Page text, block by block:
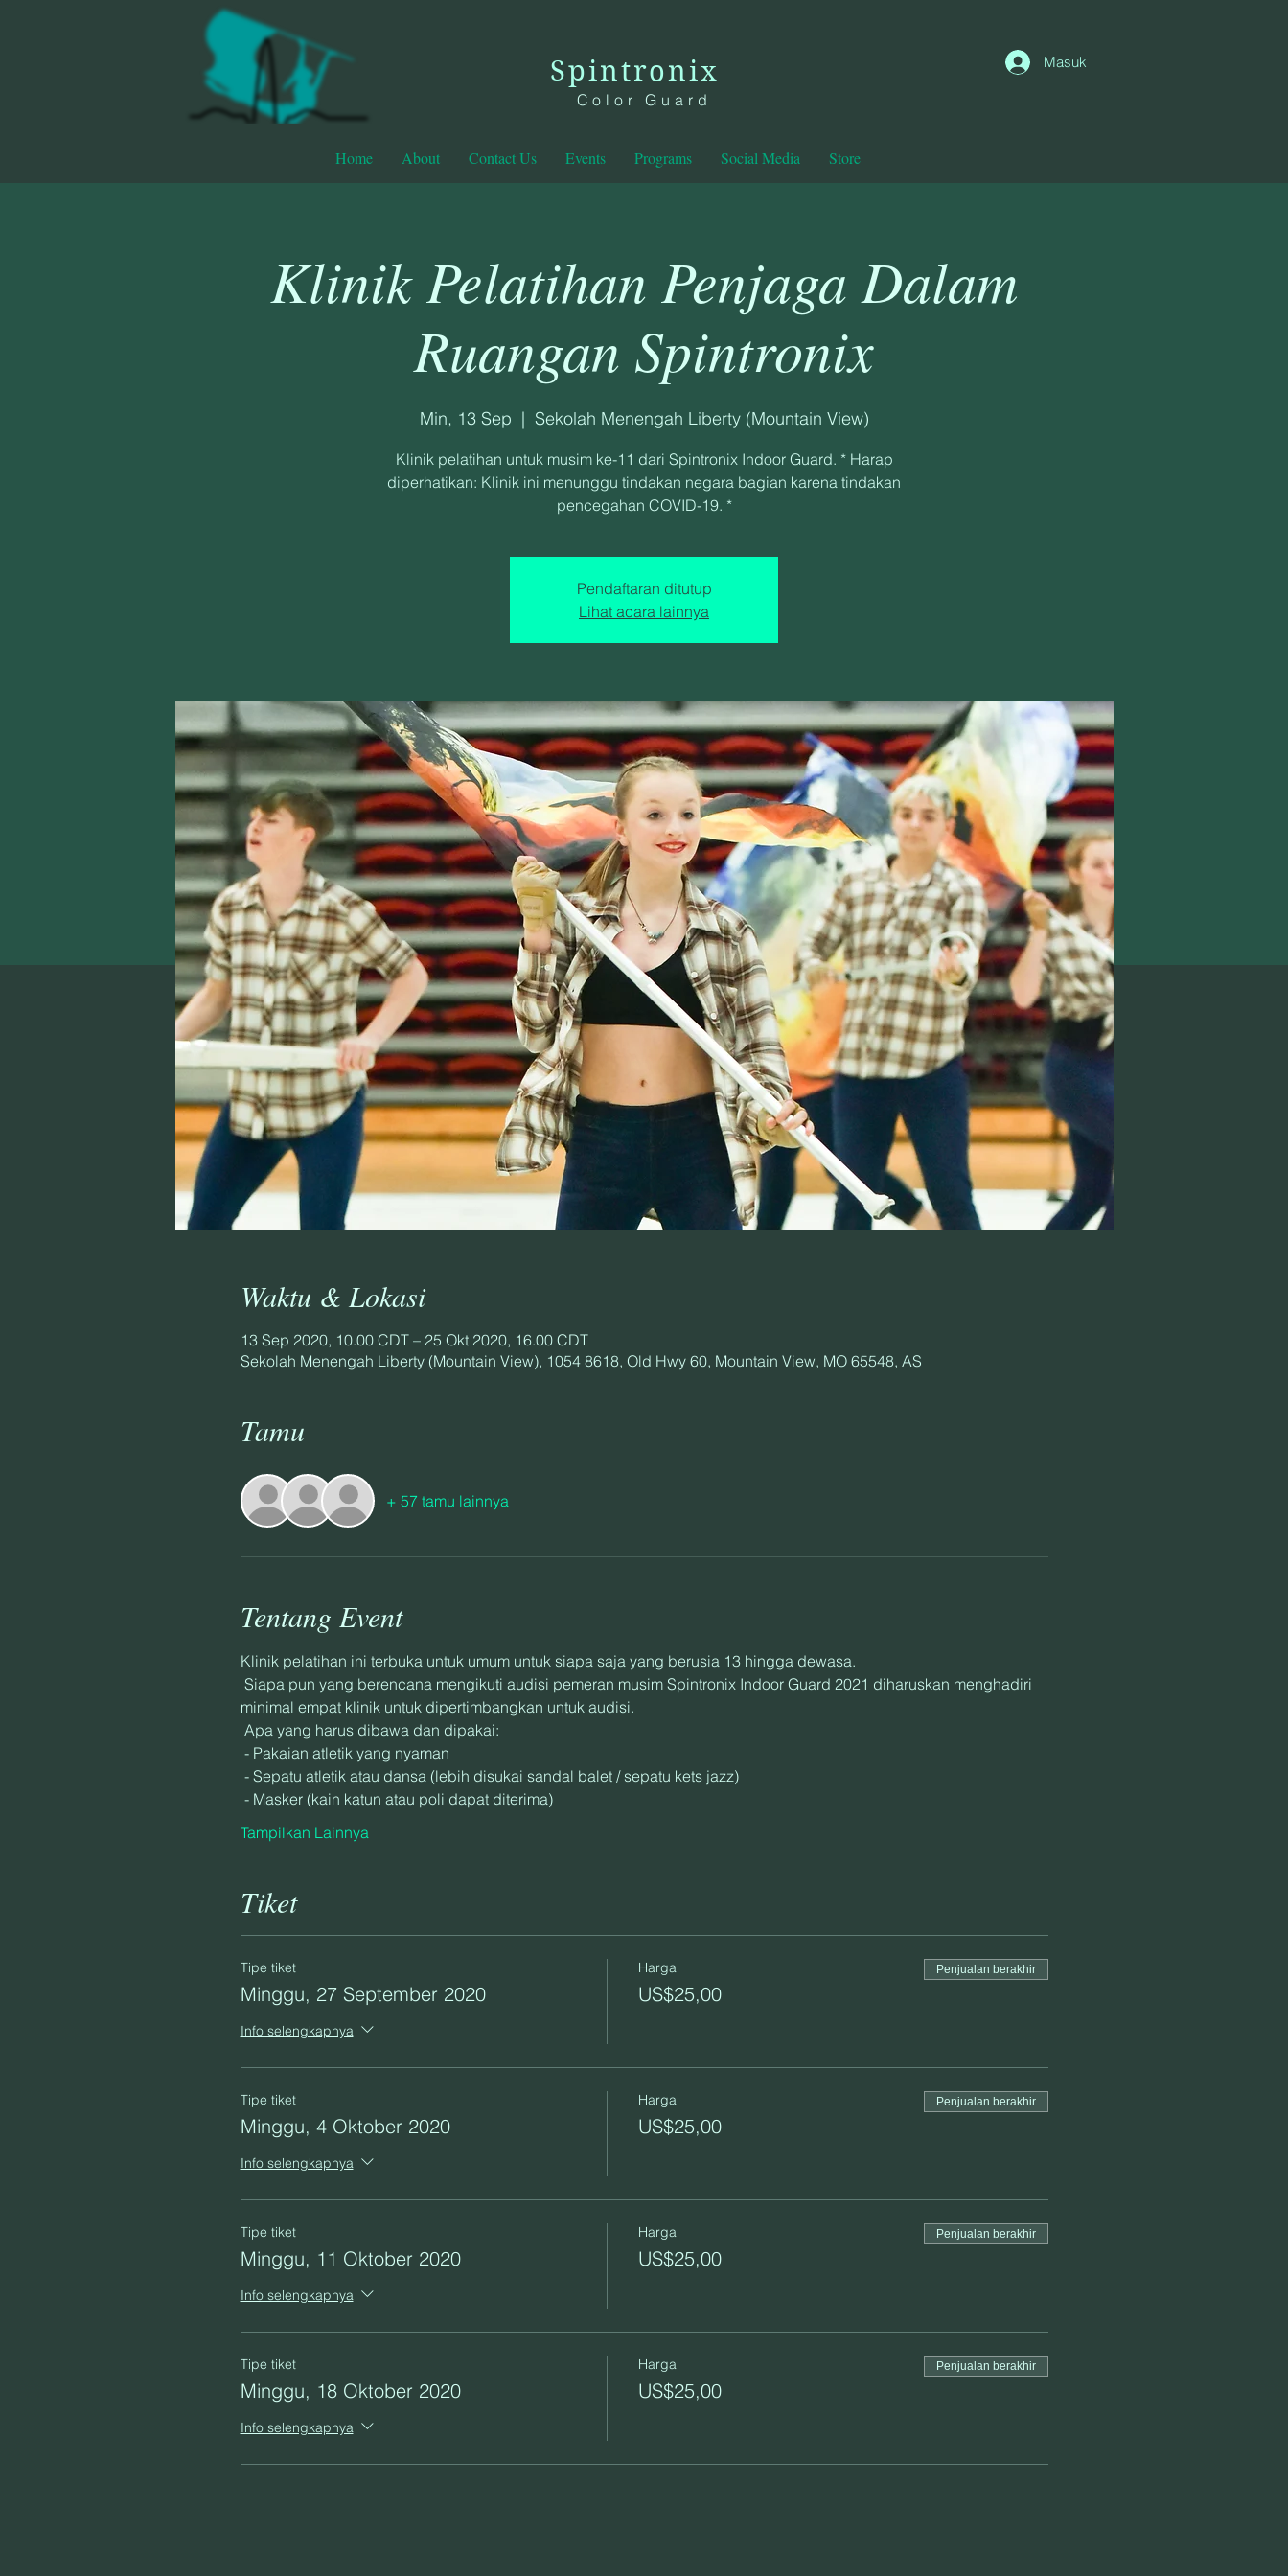
Spintronix
Color Guard
Masuk
Home About Contact Us Events Programs Social Media Store
Klinik Pelatihan Penjaga Dalam
Ruangan Spintronix
Min, 13 Sep
  |
Sekolah Menengah Liberty (Mountain View)
Klinik pelatihan untuk musim ke-11 dari Spintronix Indoor Guard. * Harap
diperhatikan: Klinik ini menunggu tindakan negara bagian karena tindakan
pencegahan COVID-19. *
Pendaftaran ditutup
Lihat acara lainnya
Waktu & Lokasi
13 Sep 2020, 10.00 CDT – 25 Okt 2020, 16.00 CDT
Sekolah Menengah Liberty (Mountain View), 1054 8618, Old Hwy 60, Mountain View, MO 65548, AS
Tamu
+ 57 tamu lainnya
Tentang Event
Klinik pelatihan ini terbuka untuk umum untuk siapa saja yang berusia 13 hingga dewasa.
minimal empat klinik untuk dipertimbangkan untuk audisi.
Apa yang harus dibawa dan dipakai:
- Pakaian atletik yang nyaman
- Sepatu atletik atau dansa (lebih disukai sandal balet / sepatu kets jazz)
- Masker (kain katun atau poli dapat diterima)
Tampilkan Lainnya
Tiket
Tipe tiket
Minggu, 27 September 2020
Info selengkapnya
Harga
US$25,00
Penjualan berakhir
Tipe tiket
Minggu, 4 Oktober 2020
Info selengkapnya
Harga
US$25,00
Penjualan berakhir
Tipe tiket
Minggu, 11 Oktober 2020
Info selengkapnya
Harga
US$25,00
Penjualan berakhir
Tipe tiket
Minggu, 18 Oktober 2020
Info selengkapnya
Harga
US$25,00
Penjualan berakhir